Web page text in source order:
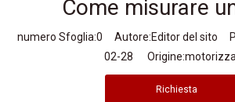
Come misurare
numero Sfoglia:0 Autore:Editor del sito
02-28 Origine:
Richiesta